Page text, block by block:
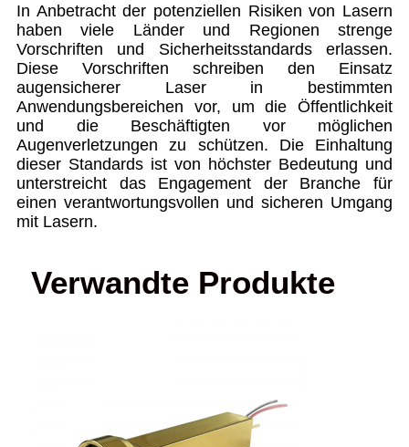
In Anbetracht der potenziellen Risiken von Lasern
haben viele Länder und Regionen strenge
Vorschriften und Sicherheitsstandards erlassen.
Diese Vorschriften schreiben den Einsatz
augensicherer Laser in bestimmten
Anwendungsbereichen vor, um die Öffentlichkeit
und die Beschäftigten vor möglichen
Augenverletzungen zu schützen. Die Einhaltung
dieser Standards ist von höchster Bedeutung und
unterstreicht das Engagement der Branche für
einen verantwortungsvollen und sicheren Umgang
mit Lasern.
Verwandte Produkte